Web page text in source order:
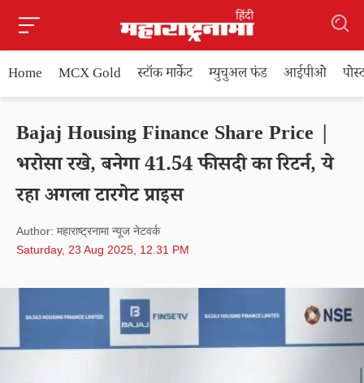
Home MCX Gold स्टॉक मार्केट म्युचुअल फंड आईपीओ
Bajaj Housing Finance Share Price |
भरोसा रखे, बनेगा 41.54 फीसदी का रिटर्न, ये
रहा अगला टारगेट प्राइस
Author: महाराष्ट्रनामा न्यूज नेटवर्क
Saturday, 23 Aug 2025, 12.31 PM